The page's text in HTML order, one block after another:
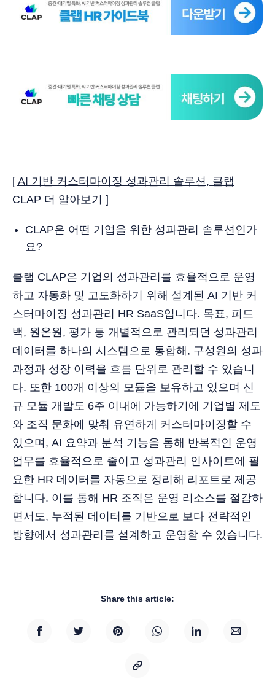
[ AI 기반 커스터마이징 성과관리 솔루션, 클랩
CLAP 더 알아보기 ]
CLAP은 어떤 기업을 위한 성과관리 솔루션인가
요?
클랩 CLAP은 기업의 성과관리를 효율적으로 운영
하고 자동화 및 고도화하기 위해 설계된 AI 기반 커
스터마이징 성과관리 HR SaaS입니다. 목표, 피드
백, 원온원, 평가 등 개별적으로 관리되던 성과관리
데이터를 하나의 시스템으로 통합해, 구성원의 성과
과정과 성장 이력을 흐름 단위로 관리할 수 있습니
다. 또한 100개 이상의 모듈을 보유하고 있으며 신
규 모듈 개발도 6주 이내에 가능하기에 기업별 제도
와 조직 문화에 맞춰 유연하게 커스터마이징할 수
있으며, AI 요약과 분석 기능을 통해 반복적인 운영
업무를 효율적으로 줄이고 성과관리 인사이트에 필
요한 HR 데이터를 자동으로 정리해 리포트로 제공
합니다. 이를 통해 HR 조직은 운영 리소스를 절감하
면서도, 누적된 데이터를 기반으로 보다 전략적인
방향에서 성과관리를 설계하고 운영할 수 있습니다.
Share this article: